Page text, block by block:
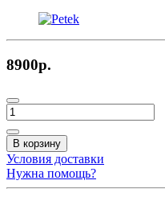
8900р.
В корзину
Условия доставки
Нужна помощь?